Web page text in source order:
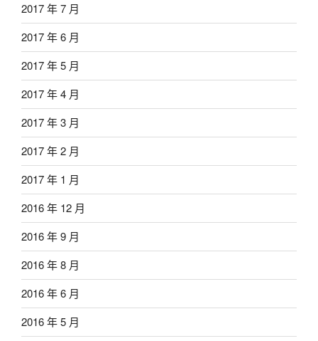
2017 年 7 月
2017 年 6 月
2017 年 5 月
2017 年 4 月
2017 年 3 月
2017 年 2 月
2017 年 1 月
2016 年 12 月
2016 年 9 月
2016 年 8 月
2016 年 6 月
2016 年 5 月